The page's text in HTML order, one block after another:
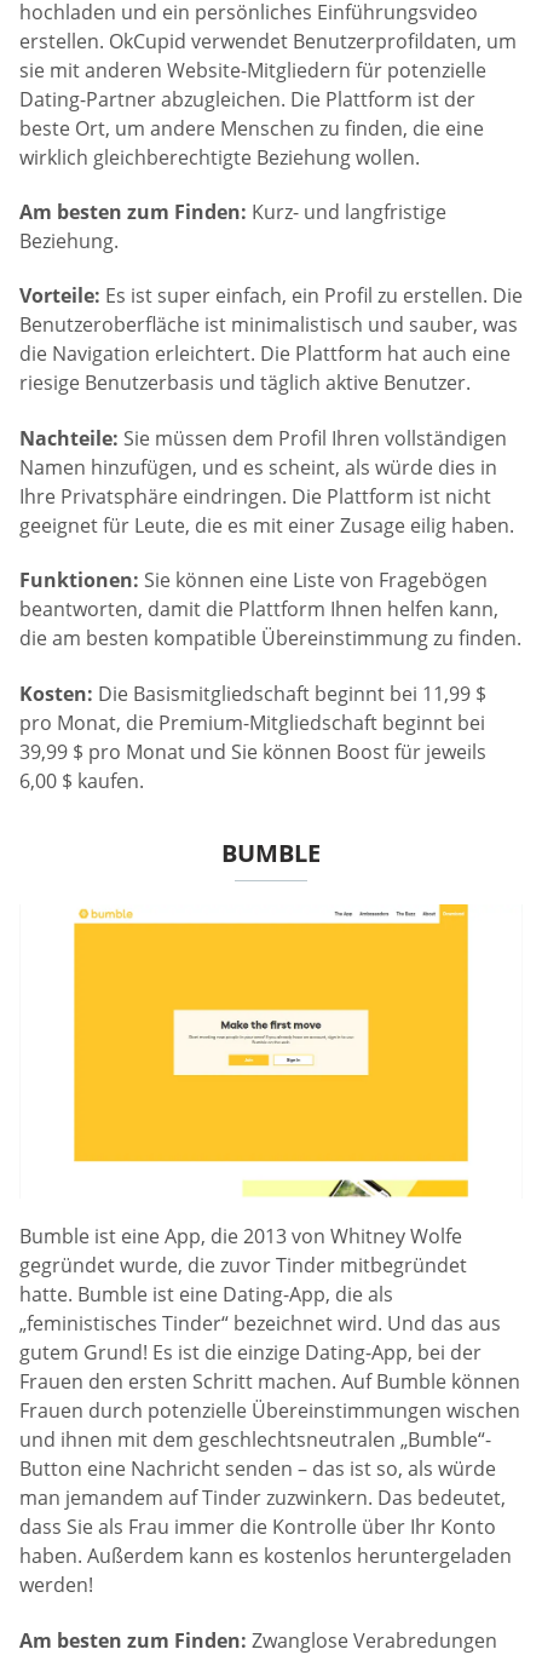
hochladen und ein persönliches Einführungsvideo
erstellen. OkCupid verwendet Benutzerprofildaten, um
sie mit anderen Website-Mitgliedern für potenzielle
Dating-Partner abzugleichen. Die Plattform ist der
beste Ort, um andere Menschen zu finden, die eine
wirklich gleichberechtigte Beziehung wollen.
Am besten zum Finden: Kurz- und langfristige
Beziehung.
Vorteile: Es ist super einfach, ein Profil zu erstellen. Die
Benutzeroberfläche ist minimalistisch und sauber, was
die Navigation erleichtert. Die Plattform hat auch eine
riesige Benutzerbasis und täglich aktive Benutzer.
Nachteile: Sie müssen dem Profil Ihren vollständigen
Namen hinzufügen, und es scheint, als würde dies in
Ihre Privatsphäre eindringen. Die Plattform ist nicht
geeignet für Leute, die es mit einer Zusage eilig haben.
Funktionen: Sie können eine Liste von Fragebögen
beantworten, damit die Plattform Ihnen helfen kann,
die am besten kompatible Übereinstimmung zu finden.
Kosten: Die Basismitgliedschaft beginnt bei 11,99 $
pro Monat, die Premium-Mitgliedschaft beginnt bei
39,99 $ pro Monat und Sie können Boost für jeweils
6,00 $ kaufen.
BUMBLE
Bumble ist eine App, die 2013 von Whitney Wolfe
gegründet wurde, die zuvor Tinder mitbegründet
hatte. Bumble ist eine Dating-App, die als
„feministisches Tinder“ bezeichnet wird. Und das aus
gutem Grund! Es ist die einzige Dating-App, bei der
Frauen den ersten Schritt machen. Auf Bumble können
Frauen durch potenzielle Übereinstimmungen wischen
und ihnen mit dem geschlechtsneutralen „Bumble“-
Button eine Nachricht senden – das ist so, als würde
man jemandem auf Tinder zuzwinkern. Das bedeutet,
dass Sie als Frau immer die Kontrolle über Ihr Konto
haben. Außerdem kann es kostenlos heruntergeladen
werden!
Am besten zum Finden: Zwanglose Verabredungen